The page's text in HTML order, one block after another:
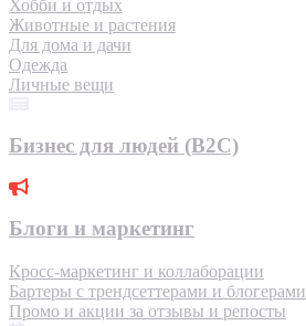
Хобби и отдых
Животные и растения
Для дома и дачи
Одежда
Личные вещи
Бизнес для людей (B2C)
Блоги и маркетинг
Кросс-маркетинг и коллаборации
Бартеры с трендсеттерами и блогерами
Промо и акции за отзывы и репосты